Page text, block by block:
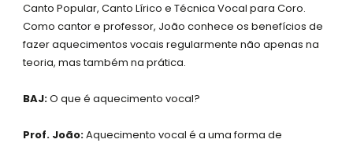
Canto Popular, Canto Lírico e Técnica Vocal para Coro.
Como cantor e professor, João conhece os benefícios de
fazer aquecimentos vocais regularmente não apenas na
teoria, mas também na prática.
BAJ:O que é aquecimento vocal?
Prof. João:Aquecimento vocal é a uma forma de